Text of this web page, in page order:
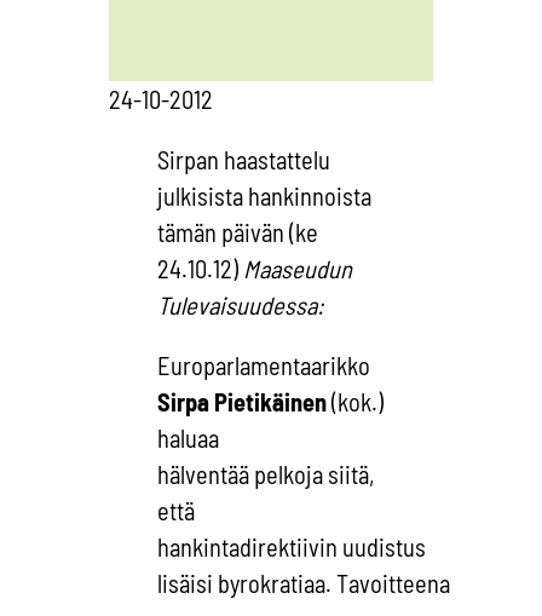
24-10-2012
Sirpan haastattelu
julkisista hankinnoista
tämän päivän (ke
24.10.12) Maaseudun
Tulevaisuudessa:
Europarlamentaarikko
Sirpa Pietikäinen(kok.)
haluaa
hälventää pelkoja siitä,
että
hankintadirektiivin uudistus
lisäisi byrokratiaa. Tavoitteena